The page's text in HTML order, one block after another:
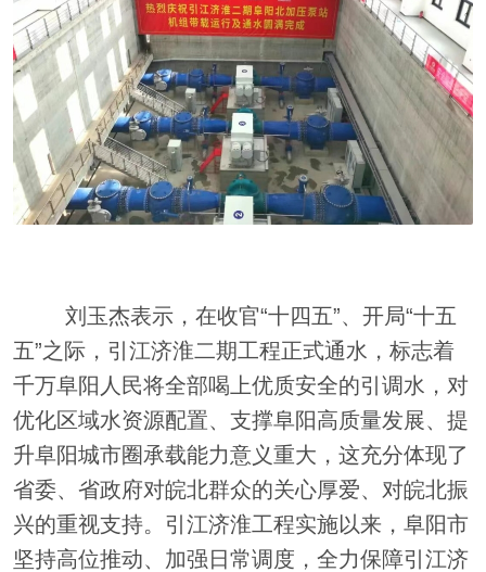
刘玉杰表示，在收官“十四五”、开局“十五
五”之际，引江济淮二期工程正式通水，标志着
千万阜阳人民将全部喝上优质安全的引调水，对
优化区域水资源配置、支撑阜阳高质量发展、提
升阜阳城市圈承载能力意义重大，这充分体现了
省委、省政府对皖北群众的关心厚爱、对皖北振
兴的重视支持。引江济淮工程实施以来，阜阳市
坚持高位推动、加强日常调度，全力保障引江济